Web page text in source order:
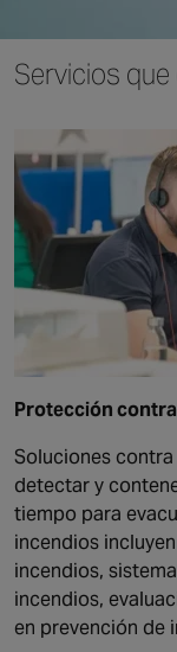
Servicios
Protección
Soluciones
detectar y
tiempo para
incendios
incendios,
incendios,
en prevención de